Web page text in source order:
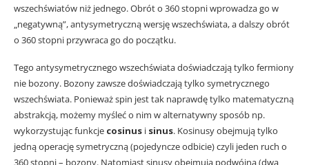
wszechświatów niż jednego. Obrót o 360 stopni wprowadza go w
„negatywną”, antysymetryczną wersję wszechświata, a dalszy obrót
o 360 stopni przywraca go do początku.
Tego antysymetrycznego wszechświata doświadczają tylko fermiony
nie bozony. Bozony zawsze doświadczają tylko symetrycznego
wszechświata. Ponieważ spin jest tak naprawdę tylko matematyczną
abstrakcją, możemy myśleć o nim w alternatywny sposób np.
wykorzystując funkcje cosinus i sinus. Kosinusy obejmują tylko
jedną operację symetryczną (pojedyncze odbicie) czyli jeden ruch o
360 stopni – bozony. Natomiast sinusy obejmują podwójną (dwa